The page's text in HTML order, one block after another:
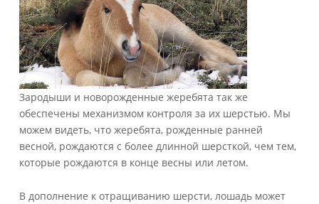
Зародыши и новорожденные жеребята так же
обеспечены механизмом контроля за их шерстью. Мы
можем видеть, что жеребята, рожденные ранней
весной, рождаются с более длинной шерсткой, чем тем,
которые рождаются в конце весны или летом.
В дополнение к отращиванию шерсти, лошадь может